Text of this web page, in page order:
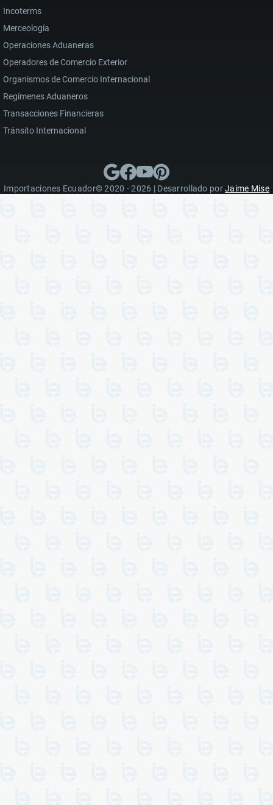
Incoterms
Merceología
Operaciones Aduaneras
Operadores de Comercio Exterior
Organismos de Comercio Internacional
Regímenes Aduaneros
Transacciones Financieras
Tránsito Internacional
Importaciones Ecuador© 2020 - 2026 | Desarrollado porJaime Mise